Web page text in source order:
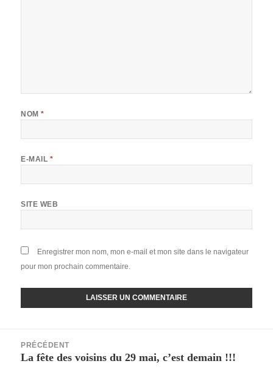
NOM*
E-MAIL *
SITE WEB
Enregistrer mon nom, mon e-mail et mon site dans le navigateur
pour mon prochain commentaire.
PRÉCÉDENT
Article
La fête des voisins du 29 mai, c’est demain !!!